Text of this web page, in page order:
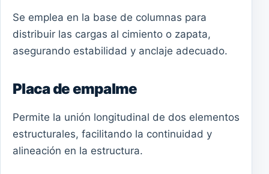
Se emplea en la base de columnas para
distribuir las cargas al cimiento o zapata,
asegurando estabilidad y anclaje adecuado.
Placa de empalme
Permite la unión longitudinal de dos elementos
estructurales, facilitando la continuidad y
alineación en la estructura.